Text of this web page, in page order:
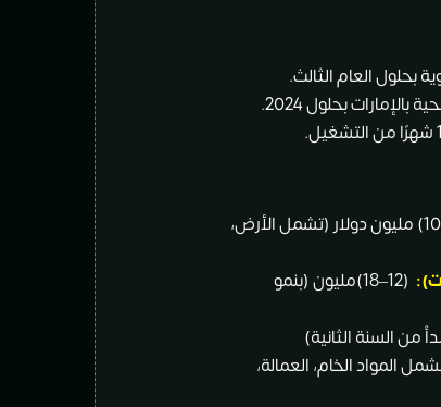
:(8–10) مليون دولار (تشمل الأرض،
(12–18)مليون (بنمو
المواد الخام، العمالة،